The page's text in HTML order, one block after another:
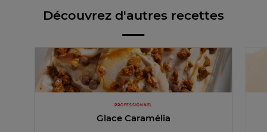
Découvrez d'autres recettes
PROFESSIONNEL
Glace Caramélia